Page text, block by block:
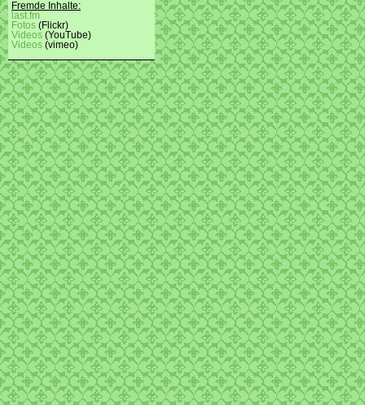
Fremde Inhalte:
last.fm
Fotos (Flickr)
Videos (YouTube)
Videos (vimeo)